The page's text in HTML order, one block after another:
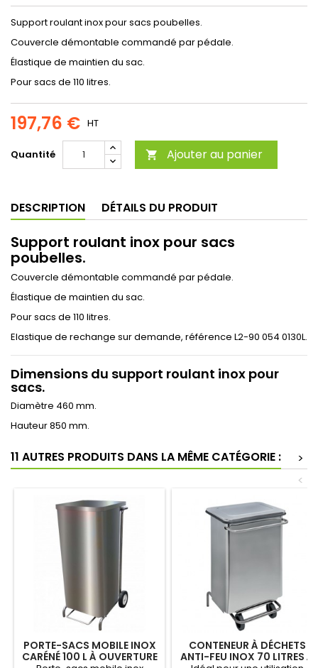
Support roulant inox pour sacs poubelles.
Couvercle démontable commandé par pédale.
Élastique de maintien du sac.
Pour sacs de 110 litres.
197,76 € HT
Quantité  Ajouter au panier
DESCRIPTION DÉTAILS DU PRODUIT
Support roulant inox pour sacs
poubelles.
Couvercle démontable commandé par pédale.
Élastique de maintien du sac.
Pour sacs de 110 litres.
Elastique de rechange sur demande, référence L2-90 054 0130L.
Dimensions du support roulant inox pour
sacs.
Diamètre 460 mm.
Hauteur 850 mm.
11 AUTRES PRODUITS DANS LA MÊME CATÉGORIE :
>
<
PORTE-SACS MOBILE INOX
CARÉNÉ 100 L À OUVERTURE
CONTENEUR À DÉCHETS
ANTI-FEU INOX 70 LITRES À